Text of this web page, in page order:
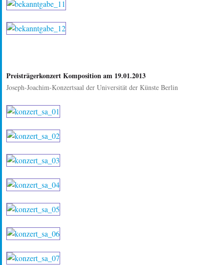
Preisträgerkonzert Komposition am 19.01.2013
Joseph-Joachim-Konzertsaal der Universität der Künste Berlin